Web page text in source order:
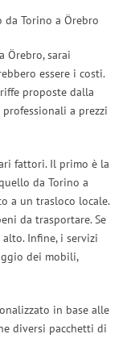
da Torino a Örebro
Örebro, sarai
essere i costi.
proposte dalla
a prezzi
fattori. Il primo è la
da Torino a
a un trasloco locale.
da trasportare. Se
Infine, i servizi
dei mobili,
in base alle
diversi pacchetti di